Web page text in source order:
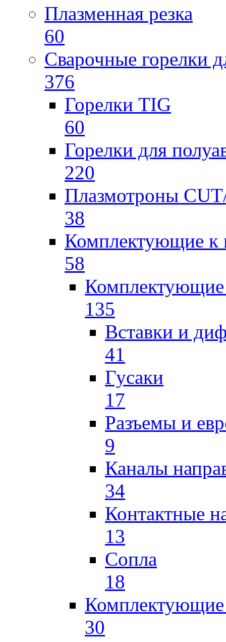
Плазменная резка
60
Сварочные горелки
376
Горелки TIG
60
Горелки для
220
Плазмотроны
38
Комплектующие к
58
135
Вставки и
41
Гусаки
17
Разъемы и
9
Каналы
34
Контактные
13
Сопла
18
Комплектующие
30